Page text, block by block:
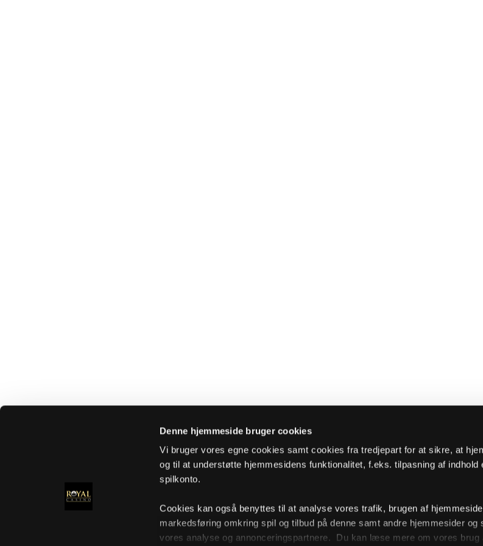
Denne hjemmeside bruger cookies
Vi bruger vores egne cookies samt cookies fra tredjepart for at sikre, at
og til at understøtte hjemmesidens funktionalitet, f.eks. tilpasning af indhold
spilkonto.
Cookies kan også benyttes til at analyse vores trafik, brugen af
markedsføring omkring spil og tilbud på denne samt andre hjemmesider og
vores analyse og annonceringspartnere. Du kan læse mere om vores brug